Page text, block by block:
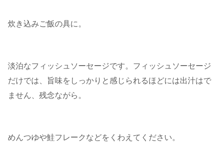
炊き込みご飯の具に。
淡泊なフィッシュソーセージです。フィッシュソーセージ
だけでは、旨味をしっかりと感じられるほどには出汁はで
ません、残念ながら。
めんつゆや鮭フレークなどをくわえてください。